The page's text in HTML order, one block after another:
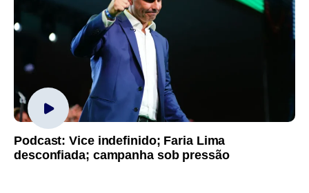
Podcast: Vice indefinido; Faria Lima
desconfiada; campanha sob pressão